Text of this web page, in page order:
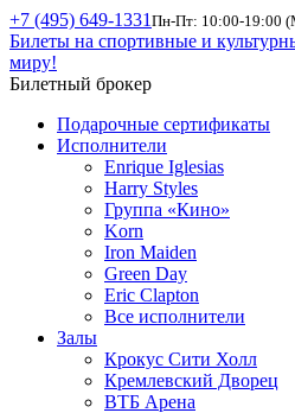
+7 (495) 649-1331 Пн-Пт: 10:00-19:00
Билеты на спортивные и
миру!
Билетный брокер
Подарочные сертификаты
Исполнители
Enrique Iglesias
Harry Styles
Группа «Кино»
Korn
Iron Maiden
Green Day
Eric Clapton
Все исполнители
Залы
Крокус Сити Холл
Кремлевский Дворец
ВТБ Арена